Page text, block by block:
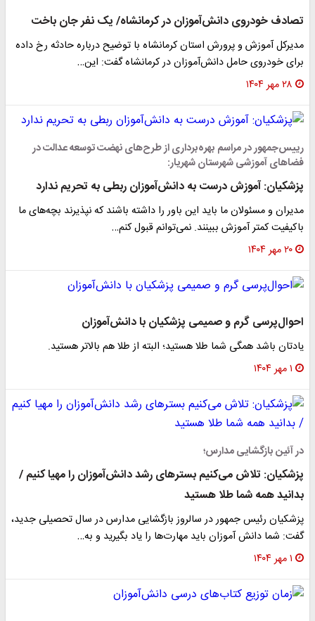
تصادف خودروی دانش‌آموزان در کرمانشاه/ یک نفر جان باخت
مدیرکل آموزش و پرورش استان کرمانشاه با توضیح درباره حادثه رخ داده
برای خودروی حامل دانش‌آموزان در کرمانشاه گفت: این…
۲۸ مهر ۱۴۰۴
رییس‌جمهور در مراسم بهره‌برداری از طرح‌های نهضت توسعه عدالت در
فضاهای آموزشی شهرستان شهریار:
پزشکیان: آموزش درست به دانش‌آموزان ربطی به تحریم ندارد
مدیران و مسئولان ما باید این باور را داشته باشند که نپذیرند بچه‌های ما
باکیفیت کمتر آموزش ببینند. نمی‌توانم قبول کنم…
۲۰ مهر ۱۴۰۴
احوال‌پرسی گرم و صمیمی پزشکیان با دانش‌آموزان
یادتان باشد همگی شما طلا هستید؛ البته از طلا هم بالاتر هستید.
۱ مهر ۱۴۰۴
در آئین بازگشایی مدارس؛
پزشکیان: تلاش می‌کنیم بسترهای رشد دانش‌آموزان را مهیا کنیم /
بدانید همه شما طلا هستید
پزشکیان رئیس جمهور در سالروز بازگشایی مدارس در سال تحصیلی جدید،
گفت: شما دانش آموزان باید مهارت‌ها را یاد بگیرید و به…
۱ مهر ۱۴۰۴